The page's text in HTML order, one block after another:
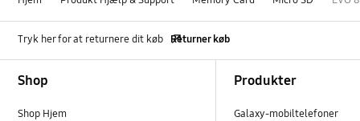
Tryk her for at returnere dit køb Returner køb
Shop
Shop Hjem
Produkter
Galaxy-mobiltelefoner